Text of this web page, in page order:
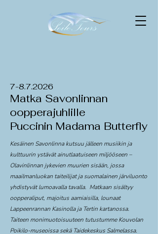
7-8.7.2026
Matka Savonlinnan
oopperajuhlille
Puccinin Madama Butterfly
Kesäinen Savonlinna kutsuu jälleen musiikin ja
kulttuurin ystävät ainutlaatuiseen miljööseen –
Olavinlinnan jykevien muurien sisään, jossa
maailmanluokan taiteilijat ja suomalainen järviluonto
yhdistyvät lumoavalla tavalla. Matkaan sisältyy
oopperaliput, majoitus aamiaisilla, lounaat
Lappeenrannan Kasinolla ja Tertin kartanossa.
Taiteen monimuotoisuuteen tutustumme Kouvolan
Poikilo-museoissa sekä Taidekeskus Salmelassa.